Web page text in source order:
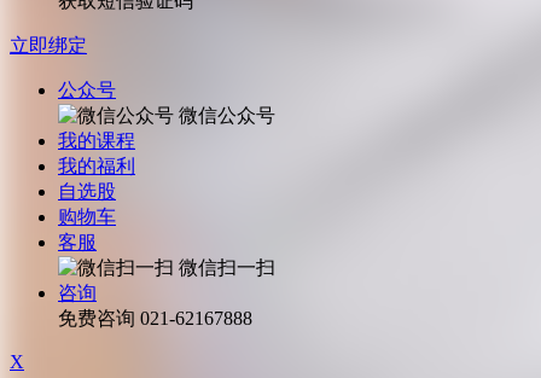
立即绑定
公众号
微信公众号
我的课程
我的福利
自选股
购物车
客服
微信扫一扫
咨询
免费咨询 021-62167888
X